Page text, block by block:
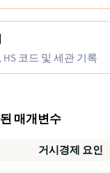
코드 및 세관 기록
매개변수
거시경제 요인